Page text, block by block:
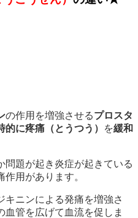
の作用を増強させるプロスタ
的に疼痛（とうつう） を緩和
問題が起き炎症が起きている
用があります。
キニンによる発痛を増強さ
管を広げて血流を促しま